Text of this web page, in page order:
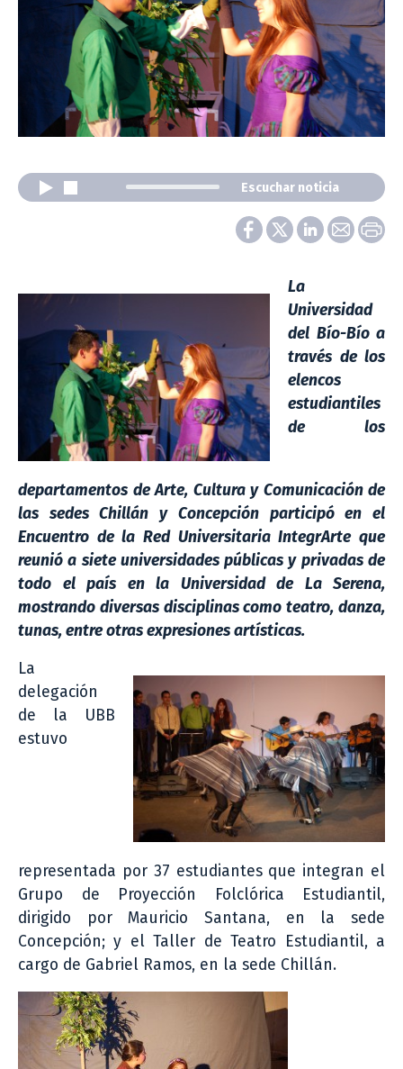
Escuchar noticia
La
Universidad
del Bío-Bío a
través de los
elencos
estudiantiles
de los
departamentos de Arte, Cultura y Comunicación de
las sedes Chillán y Concepción participó en el
Encuentro de la Red Universitaria IntegrArte que
reunió a siete universidades públicas y privadas de
todo el país en la Universidad de La Serena,
mostrando diversas disciplinas como teatro, danza,
tunas, entre otras expresiones artísticas.
La
delegación
de la UBB
estuvo
representada por 37 estudiantes que integran el
Grupo de Proyección Folclórica Estudiantil,
dirigido por Mauricio Santana, en la sede
Concepción; y el Taller de Teatro Estudiantil, a
cargo de Gabriel Ramos, en la sede Chillán.